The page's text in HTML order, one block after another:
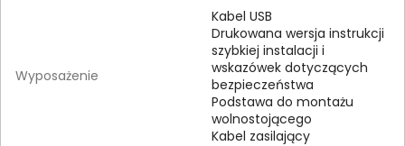
Wyposażenie
Kabel USB
Drukowana wersja instrukcji
szybkiej instalacji i
wskazówek dotyczących
bezpieczeństwa
Podstawa do montażu
wolnostojącego
Kabel zasilający